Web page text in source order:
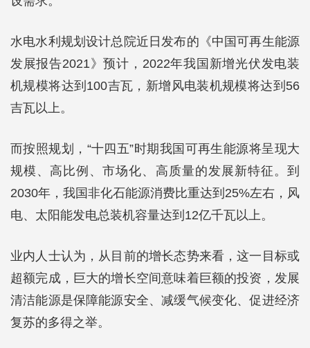
水电水利规划设计总院近日发布的《中国可再生能源
发展报告2021》预计，2022年我国新增光伏发电装
机规模将达到100吉瓦，新增风电装机规模将达到56
吉瓦以上。
而按照规划，“十四五”时期我国可再生能源将呈现大
规模、高比例、市场化、高质量的发展新特征。到
2030年，我国非化石能源消费比重达到25%左右，风
电、太阳能发电总装机容量达到12亿千瓦以上。
业内人士认为，从目前的增长态势来看，这一目标或
超额完成，巨大的增长空间意味着巨额的投资，发展
清洁能源是保障能源安全、减缓气候变化、促进经济
复苏的多得之举。